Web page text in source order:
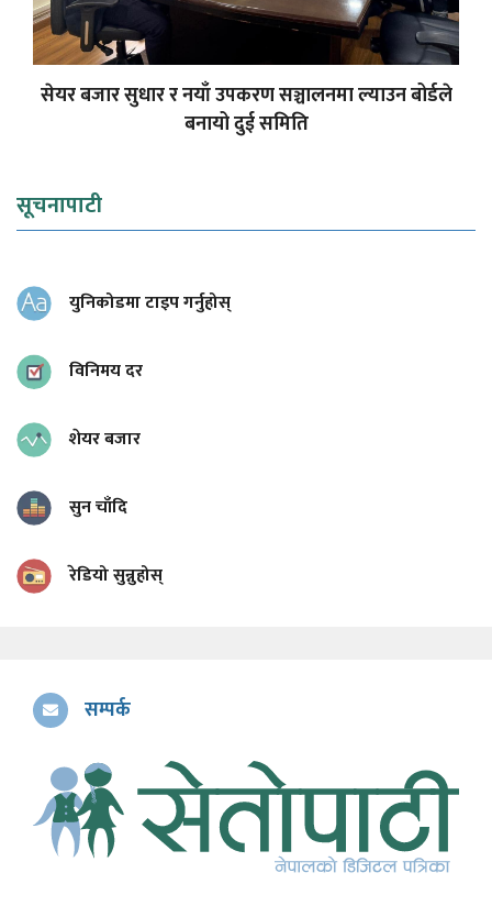
सेयर बजार सुधार र नयाँ उपकरण सञ्चालनमा ल्याउन बोर्डले
बनायो दुई समिति
सूचनापाटी
युनिकोडमा टाइप गर्नुहोस्
विनिमय दर
शेयर बजार
सुन चाँदि
रेडियो सुन्नुहोस्
सम्पर्क